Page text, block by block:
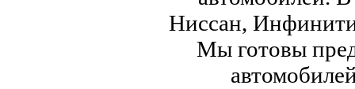
Ниссан,
Мы готовы